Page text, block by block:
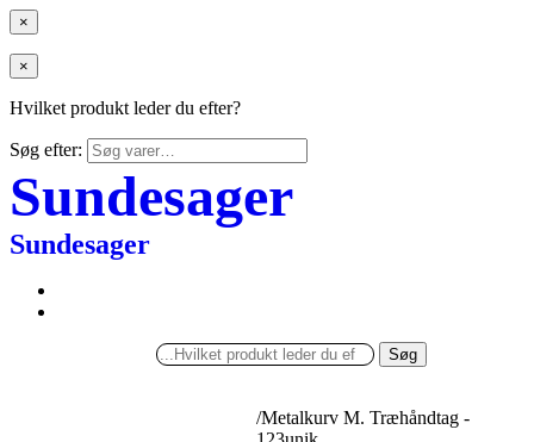
×
×
Hvilket produkt leder du efter?
Søg efter:
Sundesager
Sundesager
Søg
/Metalkurv M. Træhåndtag -